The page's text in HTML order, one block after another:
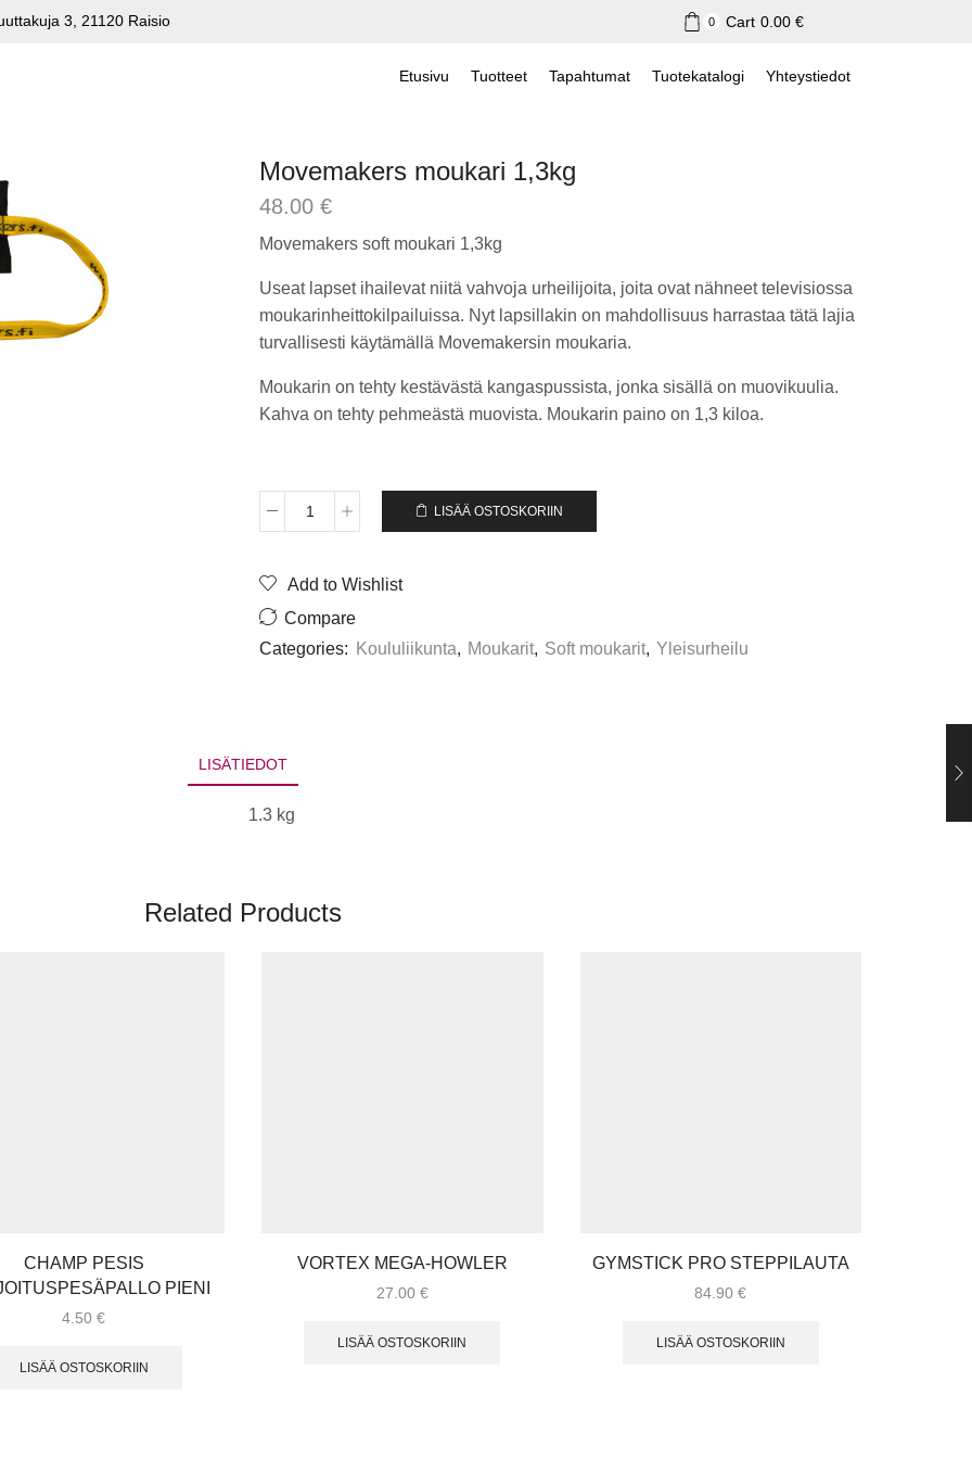
3, 21120 Raisio 0 Cart 0.00 €
Etusivu Tuotteet Tapahtumat Tuotekatalogi Yhteystiedot
Movemakers moukari 1,3kg
48.00 €
Movemakers soft moukari 1,3kg
Useat lapset ihailevat niitä vahvoja urheilijoita, joita ovat nähneet televisiossa
moukarinheittokilpailuissa. Nyt lapsillakin on mahdollisuus harrastaa tätä lajia
turvallisesti käytämällä Movemakersin moukaria.
Moukarin on tehty kestävästä kangaspussista, jonka sisällä on muovikuulia.
Kahva on tehty pehmeästä muovista. Moukarin paino on 1,3 kiloa.
Movemakers
määrä
LISÄÄ OSTOSKORIIN
Add to Wishlist
Compare
Categories:
Koululiikunta, Moukarit, Soft moukarit, Yleisurheilu
LISÄTIEDOT
1.3 kg
Related Products
CHAMP PESIS
PIENI
4.50€
LISÄÄ OSTOSKORIIN
VORTEX MEGA-HOWLER
27.00 €
LISÄÄ OSTOSKORIIN
GYMSTICK PRO STEPPILAUTA
84.90€
LISÄÄ OSTOSKORIIN